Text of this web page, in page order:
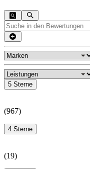
5 Sterne
(967)
4 Sterne
(19)